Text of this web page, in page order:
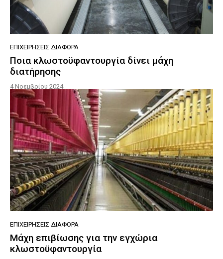
ΕΠΙΧΕΙΡΉΣΕΙΣ ΔΙΆΦΟΡΑ
Ποια κλωστοϋφαντουργία δίνει μάχη
διατήρησης
4 Νοεμβρίου 2024
ΕΠΙΧΕΙΡΉΣΕΙΣ ΔΙΆΦΟΡΑ
Μάχη επιβίωσης για την εγχώρια
κλωστοϋφαντουργία